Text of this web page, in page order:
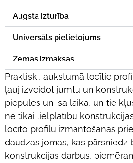
Augsta izturība
Universāls pielietojums
Zemas izmaksas
Praktiski, aukstumā locītie
ļauj izveidot jumtu un
piepūles un īsā laikā, un tie
ne tikai lielplatību
locīto profilu izmantošanas
daudzas jomas, kas pārsniedz
konstrukcijas darbus,